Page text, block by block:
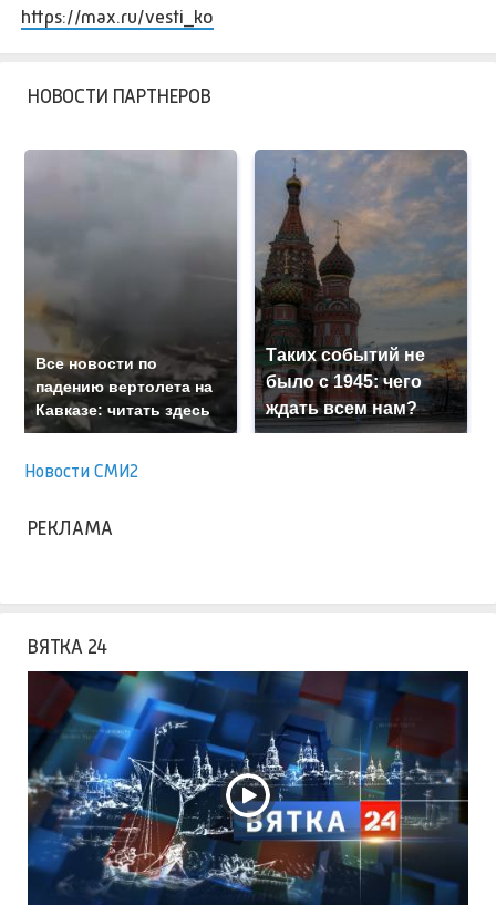
https://max.ru/vesti_ko
НОВОСТИ ПАРТНЕРОВ
Все новости по
падению вертолета на
Кавказе: читать здесь
Таких событий не
было с 1945: чего
ждать всем нам?
Новости СМИ2
РЕКЛАМА
ВЯТКА 24